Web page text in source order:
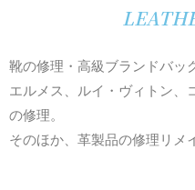
靴の修理・高級ブランドバッ
エルメス、ルイ・ヴィトン、
の修理。
そのほか、革製品の修理リメ